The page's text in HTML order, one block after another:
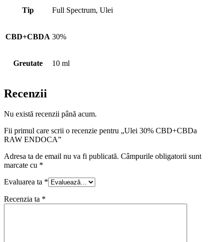
Tip Full Spectrum, Ulei
CBD+CBDA 30%
Greutate 10 ml
Recenzii
Nu există recenzii până acum.
Fii primul care scrii o recenzie pentru „Ulei 30% CBD+CBDa
RAW ENDOCA”
Adresa ta de email nu va fi publicată. Câmpurile obligatorii sunt
marcate cu *
Evaluarea ta *
Recenzia ta *